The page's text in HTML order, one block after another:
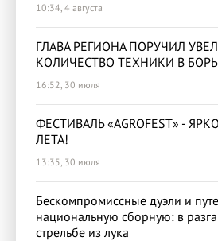
10:34, 4 августа
ГЛАВА РЕГИОНА ПОРУЧИЛ
КОЛИЧЕСТВО ТЕХНИКИ В
16:52, 30 июля
ФЕСТИВАЛЬ «AGROFEST» -
ЛЕТА!
13:35, 30 июля
Бескомпромиссные дуэли и
национальную сборную: в
стрельбе из лука